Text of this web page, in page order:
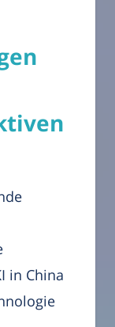
in China